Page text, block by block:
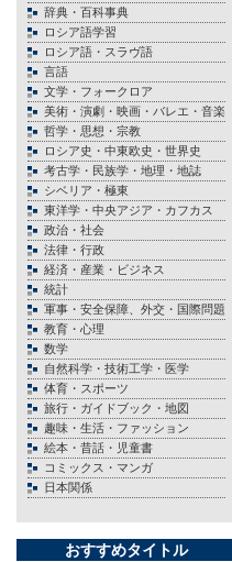
辞典・百科事典
ロシア語学習
ロシア語・スラヴ語
言語
文学・フォークロア
美術・演劇・映画・バレエ・音楽
哲学・思想・宗教
ロシア史・中東欧史・世界史
考古学・民族学・地理・地誌
シベリア・極東
東洋学・中央アジア・カフカス
政治・社会
法律・行政
経済・産業・ビジネス
統計
軍事・安全保障、外交・国際問題
教育・心理
数学
自然科学・技術工学・医学
体育・スポーツ
旅行・ガイドブック・地図
趣味・生活・ファッション
絵本・昔話・児童書
コミックス・マンガ
日本関係
おすすめタイトル